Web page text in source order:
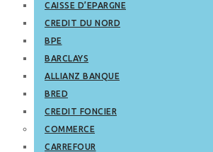
CAISSE D’EPARGNE
CREDIT DU NORD
BPE
BARCLAYS
ALLIANZ BANQUE
BRED
CREDIT FONCIER
COMMERCE
CARREFOUR